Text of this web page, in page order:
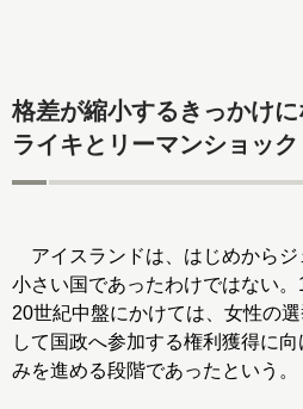
格差が縮小するきっかけに
ライキとリーマンショック
アイスランドは、はじめからジ
小さい国であったわけではない
20世紀中盤にかけては、女性の
して国政へ参加する権利獲得に
みを進める段階であったという。